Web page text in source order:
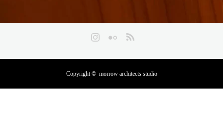
Copyright © morrow architects studio